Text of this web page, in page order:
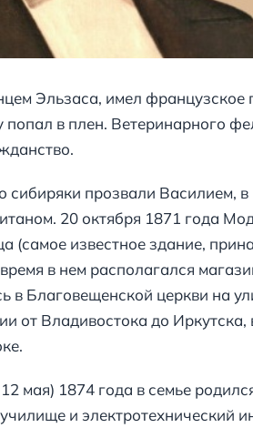
Эльзаса, имел французское
в плен. Ветеринарного
сибиряки прозвали Василием,
20 октября 1871 года
(самое известное здание,
в нем располагался
в Благовещенской церкви на
от Владивостока до
мая) 1874 года в семье
и электротехнический